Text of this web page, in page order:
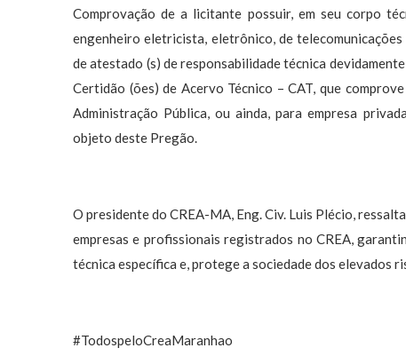
Comprovação de a licitante possuir, em seu corpo
engenheiro eletricista, eletrônico, de
de atestado (s) de responsabilidade técnica
Certidão (ões) de Acervo Técnico – CAT, que
Administração Pública, ou ainda, para empresa
objeto deste Pregão.
O presidente do CREA-MA, Eng. Civ. Luis Plécio,
empresas e profissionais registrados no CREA,
técnica específica e, protege a sociedade dos elevados
#TodospeloCreaMaranhao